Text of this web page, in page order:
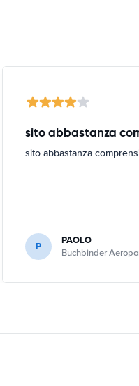
sito abbastanza
sito abbastanza
P PAOLO
Buchbinder